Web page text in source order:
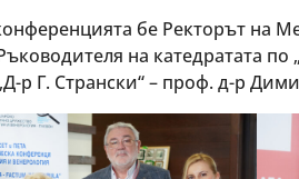
бе Ректорът на
на катедратата
р Г. Странски“ – проф. д-р